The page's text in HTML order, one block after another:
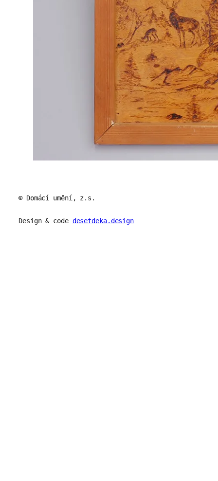
© Domácí umění, z.s.
Design & code desetdeka.design